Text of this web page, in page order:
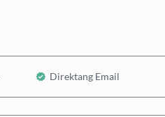
Direktang Email